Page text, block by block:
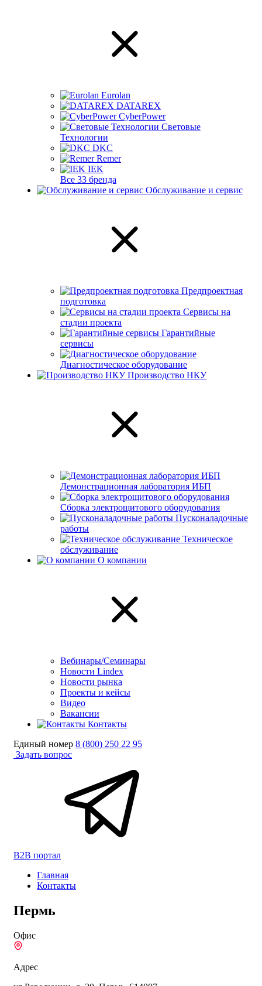
Eurolan
DATAREX
CyberPower
Световые
Технологии
DKC
Remer
IEK
Все 33 бренда
Обслуживание и сервис
Предпроектная
подготовка
Сервисы на
стадии проекта
Гарантийные
сервисы
Диагностическое оборудование
Производство НКУ
Демонстрационная лаборатория ИБП
Сборка электрощитового оборудования
Пусконаладочные
работы
Техническое
обслуживание
О компании
Вебинары/Семинары
Новости Lindex
Новости рынка
Проекты и кейсы
Видео
Вакансии
Контакты
Единый номер 8 (800) 250 22 95
Задать вопрос
B2B портал
Главная
Контакты
Пермь
Офис
Адрес